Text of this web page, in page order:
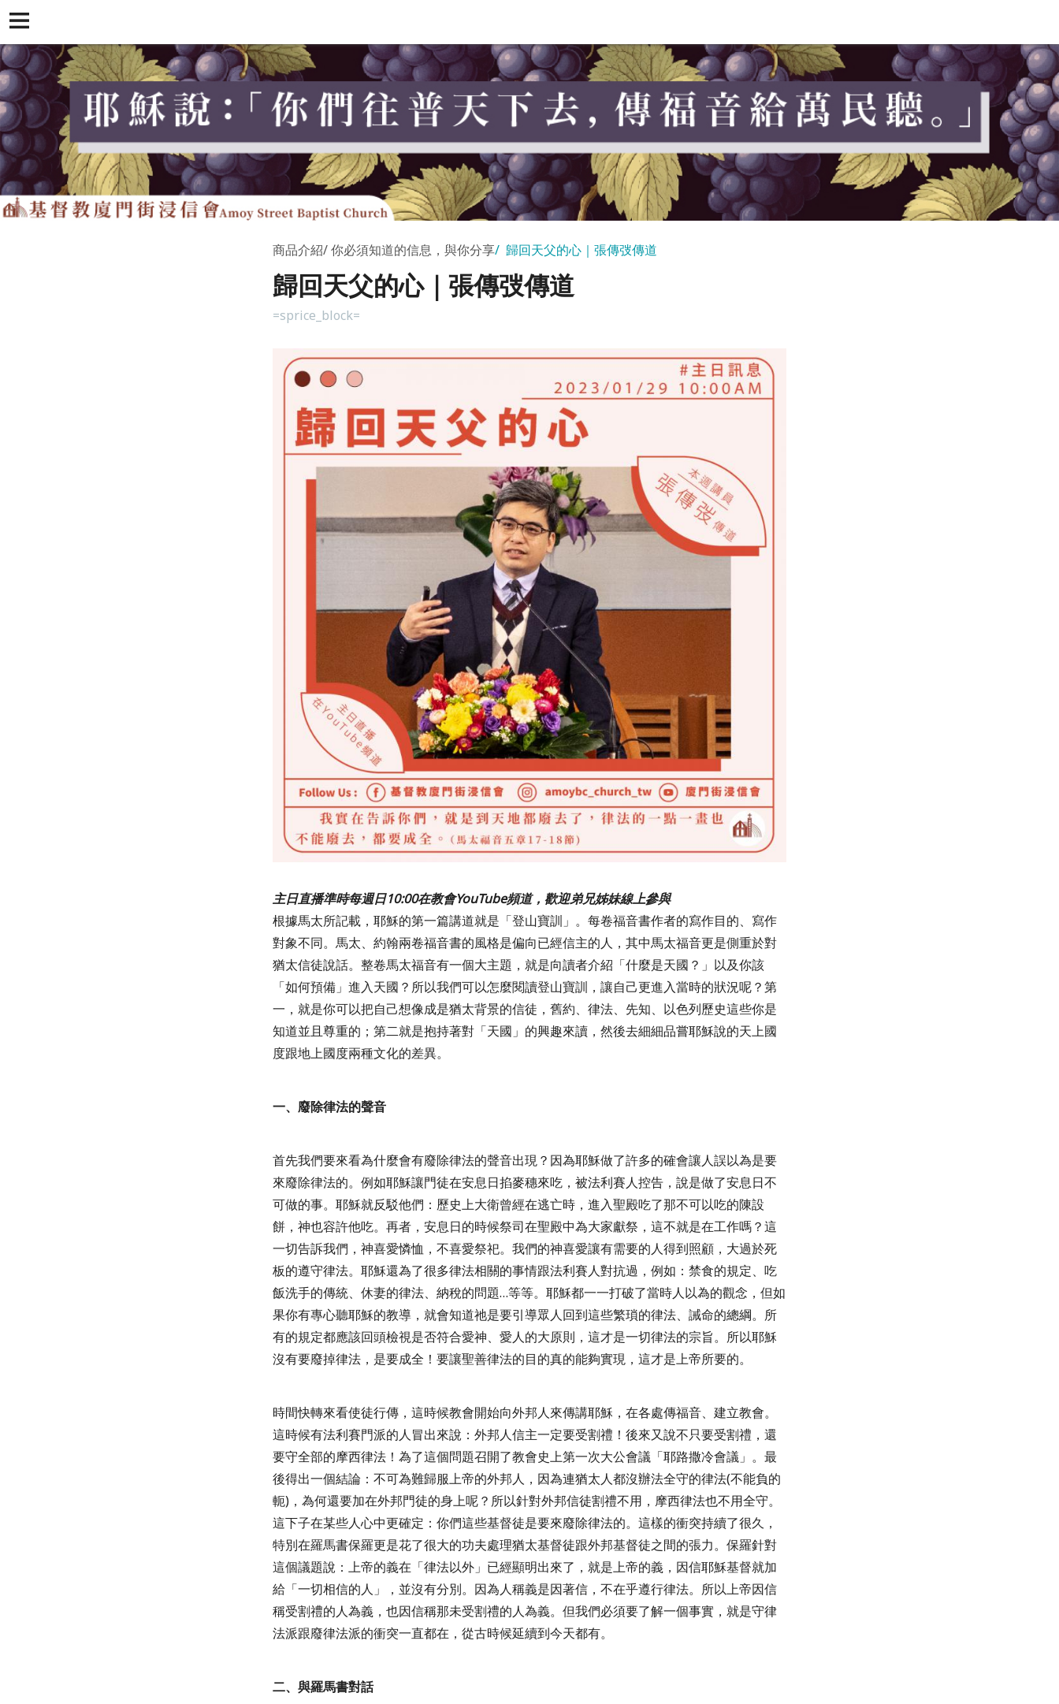
商品介紹 你必須知道的信息，與你分享 歸回天父的心｜張傳弢傳道
歸回天父的心｜張傳弢傳道
=sprice_block=
主日直播準時每週日10:00在教會YouTube頻道，歡迎弟兄姊妹線上參與
根據馬太所記載，耶穌的第一篇講道就是「登山寶訓」。每卷福音書作者的寫作目的、寫作
對象不同。馬太、約翰兩卷福音書的風格是偏向已經信主的人，其中馬太福音更是側重於對
猶太信徒說話。整卷馬太福音有一個大主題，就是向讀者介紹「什麼是天國？」以及你該
「如何預備」進入天國？所以我們可以怎麼閱讀登山寶訓，讓自己更進入當時的狀況呢？第
一，就是你可以把自己想像成是猶太背景的信徒，舊約、律法、先知、以色列歷史這些你是
知道並且尊重的；第二就是抱持著對「天國」的興趣來讀，然後去細細品嘗耶穌說的天上國
度跟地上國度兩種文化的差異。
一、廢除律法的聲音
首先我們要來看為什麼會有廢除律法的聲音出現？因為耶穌做了許多的確會讓人誤以為是要
來廢除律法的。例如耶穌讓門徒在安息日掐麥穗來吃，被法利賽人控告，說是做了安息日不
可做的事。耶穌就反駁他們：歷史上大衛曾經在逃亡時，進入聖殿吃了那不可以吃的陳設
餅，神也容許他吃。再者，安息日的時候祭司在聖殿中為大家獻祭，這不就是在工作嗎？這
一切告訴我們，神喜愛憐恤，不喜愛祭祀。我們的神喜愛讓有需要的人得到照顧，大過於死
板的遵守律法。耶穌還為了很多律法相關的事情跟法利賽人對抗過，例如：禁食的規定、吃
飯洗手的傳統、休妻的律法、納稅的問題…等等。耶穌都一一打破了當時人以為的觀念，但如
果你有專心聽耶穌的教導，就會知道祂是要引導眾人回到這些繁瑣的律法、誡命的總綱。所
有的規定都應該回頭檢視是否符合愛神、愛人的大原則，這才是一切律法的宗旨。所以耶穌
沒有要廢掉律法，是要成全！要讓聖善律法的目的真的能夠實現，這才是上帝所要的。
時間快轉來看使徒行傳，這時候教會開始向外邦人來傳講耶穌，在各處傳福音、建立教會。
這時候有法利賽門派的人冒出來說：外邦人信主一定要受割禮！後來又說不只要受割禮，還
要守全部的摩西律法！為了這個問題召開了教會史上第一次大公會議「耶路撒冷會議」。最
後得出一個結論：不可為難歸服上帝的外邦人，因為連猶太人都沒辦法全守的律法(不能負的
軛) ，為何還要加在外邦門徒的身上呢？所以針對外邦信徒割禮不用，摩西律法也不用全守。
這下子在某些人心中更確定：你們這些基督徒是要來廢除律法的。這樣的衝突持續了很久，
特別在羅馬書保羅更是花了很大的功夫處理猶太基督徒跟外邦基督徒之間的張力。保羅針對
這個議題說： 上帝的義在「律法以外」已經顯明出來了，就是上帝的義，因信耶穌基督就加
給「一切相信的人」，並沒有分別。因為人稱義是因著信，不在乎遵行律法。所以上帝因信
稱受割禮的人為義，也因信稱那未受割禮的人為義。但我們必須要了解一個事實，就是守律
法派跟廢律法派的衝突一直都在，從古時候延續到今天都有。
二、與羅馬書對話